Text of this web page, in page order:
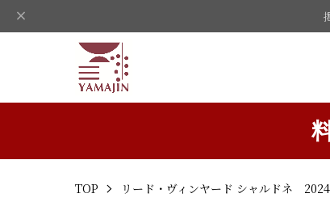
TOP リード・ヴィンヤード シャルドネ